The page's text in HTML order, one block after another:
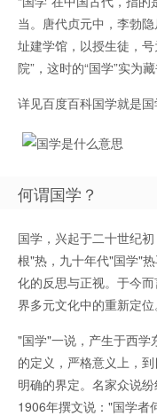
当。唐代贞元中，李勃
址建学馆，以授生徒，
院”，这时的“国学”实为
详见百度百科国学就是
何谓国学？
国学，兴起于二十世纪
根"热，九十年代"国学"
化的反思与正视。于今
界多元文化中的重新定位。
"国学"一说，产生于西学
的定义，严格意义上，
明确的界定。名家众说
1906年撰文说："国学者